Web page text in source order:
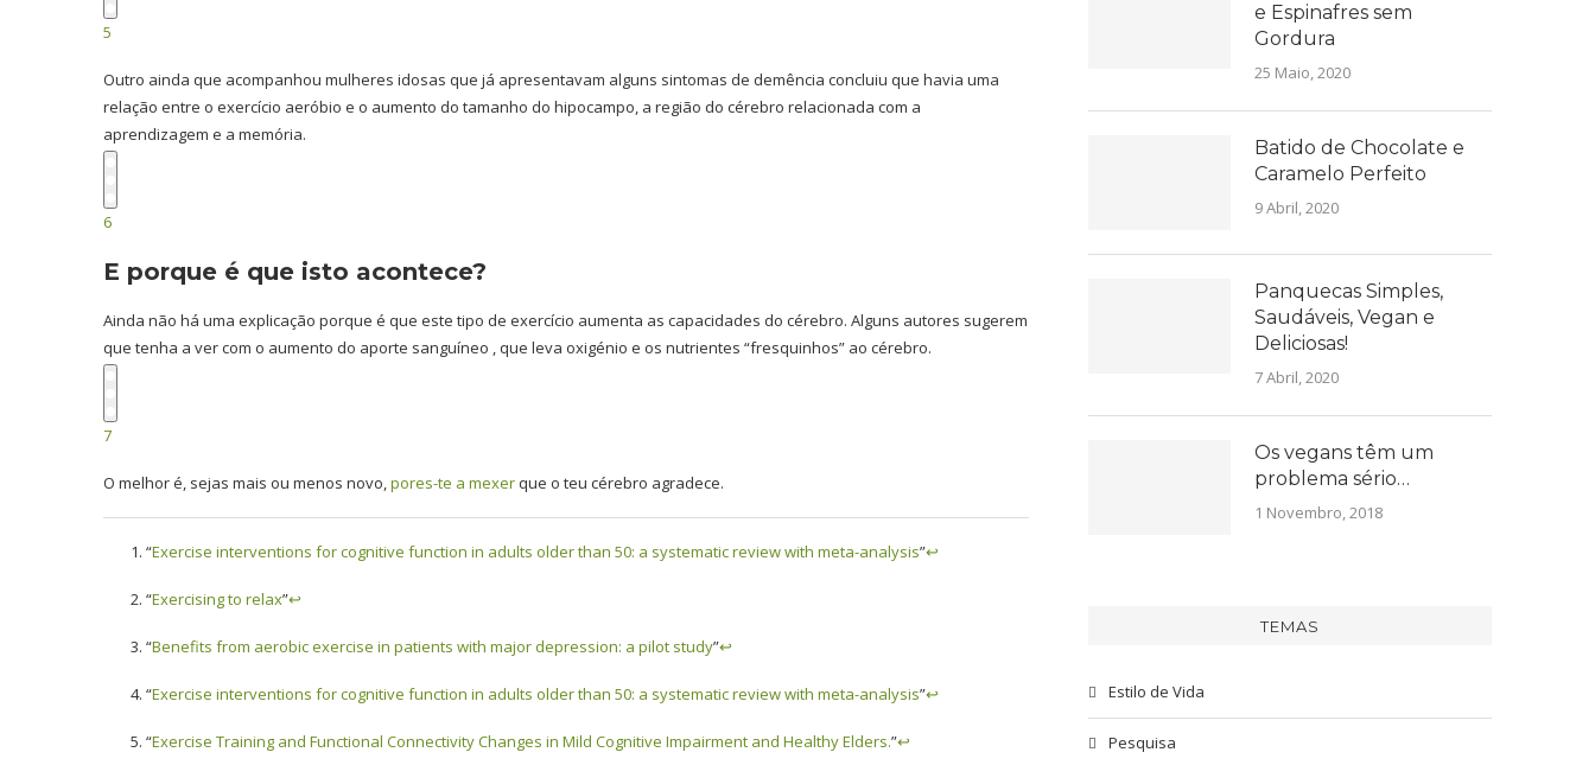
5
Outro ainda que acompanhou mulheres idosas que já apresentavam alguns sintomas de demência concluiu que havia uma
relação entre o exercício aeróbio e o aumento do tamanho do hipocampo, a região do cérebro relacionada com a
aprendizagem e a memória.
6
E porque é que isto acontece?
Ainda não há uma explicação porque é que este tipo de exercício aumenta as capacidades do cérebro. Alguns autores sugerem
que tenha a ver com o aumento do aporte sanguíneo , que leva oxigénio e os nutrientes “fresquinhos” ao cérebro.
7
O melhor é, sejas mais ou menos novo,pores-te a mexerque o teu cérebro agradece.
“Exercise interventions for cognitive function in adults older than 50: a systematic review with meta-analysis”↩
“Exercising to relax”↩
“Benefits from aerobic exercise in patients with major depression: a pilot study”↩
“Exercise interventions for cognitive function in adults older than 50: a systematic review with meta-analysis”↩
“Exercise Training and Functional Connectivity Changes in Mild Cognitive Impairment and Healthy Elders.”↩
e Espinafres sem
Gordura
25 Maio, 2020
Batido de Chocolate e
Caramelo Perfeito
9 Abril, 2020
Panquecas Simples,
Saudáveis, Vegan e
Deliciosas!
7 Abril, 2020
Os vegans têm um
problema sério…
1 Novembro, 2018
TEMAS
Estilo de Vida
Pesquisa